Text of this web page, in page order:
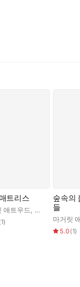
트리스
애트우드, 양미래
1)
숲속의
들
마거릿
5.0(1)